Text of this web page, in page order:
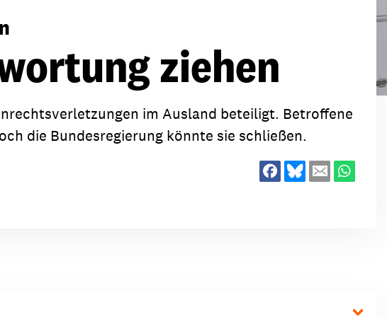
Armut
Frieden
Entwicklungszusammenarbeit
Zivilgesellschaft
Konfirmation
& Mitmachen
Kontakte
Projektmaterial
ziehen
im Ausland beteiligt. Betroffene
die Bundesregierung könnte sie schließen.